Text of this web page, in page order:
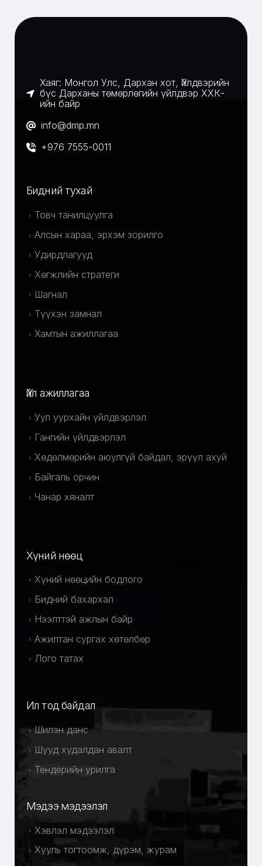
Хаяг: Монгол Улс, Дархан хот, Үйлдвэрийн
бүс Дарханы төмөрлөгийн үйлдвэр ХХК-
ийн байр
info@dmp.mn
+976 7555-0011
Бидний тухай
Товч танилцуулга
Алсын хараа, эрхэм зорилго
Удирдлагууд
Хөгжлийн стратеги
Шагнал
Түүхэн замнал
Хамтын ажиллагаа
Үйл ажиллагаа
Уул уурхайн үйлдвэрлэл
Гангийн үйлдвэрлэл
Хөдөлмөрийн аюулгүй байдал, эрүүл ахуй
Байгаль орчин
Чанар хяналт
Хүний нөөц
Хүний нөөцийн бодлого
Бидний бахархал
Нээлттэй ажлын байр
Ажилтан сургах хөтөлбөр
Лого татах
Ил тод байдал
Шилэн данс
Шууд худалдан авалт
Тендерийн урилга
Мэдээ мэдээлэл
Хэвлэл мэдээлэл
Хууль тогтоомж, дүрэм, журам